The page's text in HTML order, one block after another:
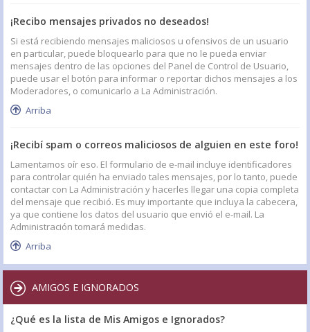
¡Recibo mensajes privados no deseados!
Si está recibiendo mensajes maliciosos u ofensivos de un usuario
en particular, puede bloquearlo para que no le pueda enviar
mensajes dentro de las opciones del Panel de Control de Usuario,
puede usar el botón para informar o reportar dichos mensajes a los
Moderadores, o comunicarlo a La Administración.
Arriba
¡Recibí spam o correos maliciosos de alguien en este foro!
Lamentamos oír eso. El formulario de e-mail incluye identificadores
para controlar quién ha enviado tales mensajes, por lo tanto, puede
contactar con La Administración y hacerles llegar una copia completa
del mensaje que recibió. Es muy importante que incluya la cabecera,
ya que contiene los datos del usuario que envió el e-mail. La
Administración tomará medidas.
Arriba
AMIGOS E IGNORADOS
¿Qué es la lista de Mis Amigos e Ignorados?